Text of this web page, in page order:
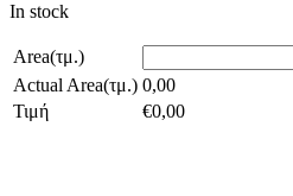
In stock
Area(τμ.)
Actual Area(τμ.) 0,00
Τιμή
€0,00